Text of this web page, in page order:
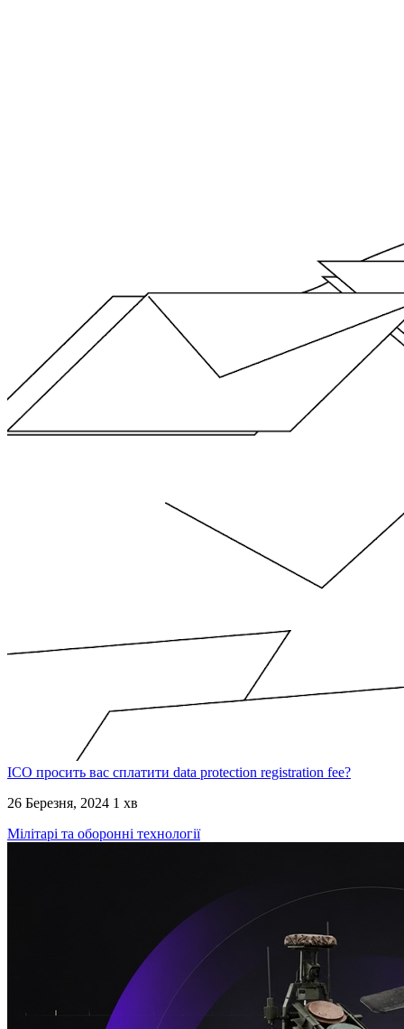
ICO просить вас сплатити data protection registration fee?
26 Березня, 2024 1 хв
Мілітарі та оборонні технології